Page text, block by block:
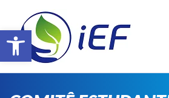
Barra de Ferramentas Aberta
SOBRE O IEF
ALUNOS
REALIZAÇÕES